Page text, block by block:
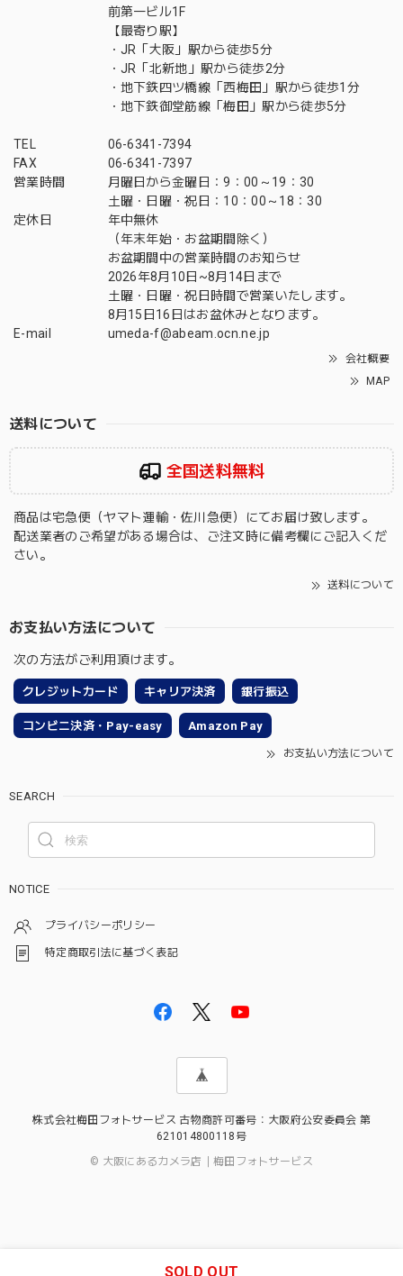
前第一ビル1F
【最寄り駅】
・JR「大阪」駅から徒歩5分
・JR「北新地」駅から徒歩2分
・地下鉄四ツ橋線「西梅田」駅から徒歩1分
・地下鉄御堂筋線「梅田」駅から徒歩5分
TEL
06-6341-7394
FAX
06-6341-7397
営業時間
月曜日から金曜日：9：00～19：30
土曜・日曜・祝日：10：00～18：30
定休日
年中無休
（年末年始・お盆期間除く）
お盆期間中の営業時間のお知らせ
2026年8月10日~8月14日まで
土曜・日曜・祝日時間で営業いたします。
8月15日16日はお盆休みとなります。
E-mail
umeda-f@abeam.ocn.ne.jp
会社概要
MAP
送料について
全国送料無料
商品は宅急便（ヤマト運輸・佐川急便）にてお届け致します。
配送業者のご希望がある場合は、ご注文時に備考欄にご記入くだ
さい。
送料について
お支払い方法について
次の方法がご利用頂けます。
クレジットカード キャリア決済 銀行振込
コンビニ決済・Pay-easy Amazon Pay
お支払い方法について
SEARCH
NOTICE
プライバシーポリシー
特定商取引法に基づく表記
株式会社梅田フォトサービス 古物商許可番号：大阪府公安委員会 第
621014800118号
© 大阪にあるカメラ店｜梅田フォトサービス
SOLD OUT